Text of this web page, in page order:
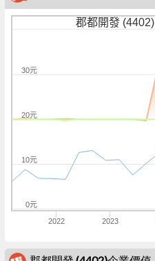
郡都開發 (4402)
2022 2023
0元
10元
20元
30元